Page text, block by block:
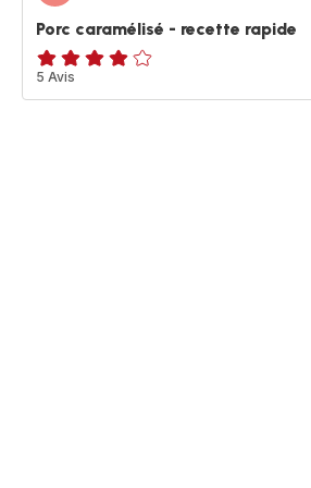
Porc caramélisé - recette rapide
Avis
4
5 Avis